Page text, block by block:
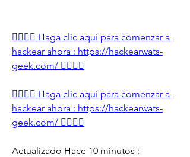
👉🏻👉🏻 Haga clic aquí para comenzar a
hackear ahora : https://hackearwats-
geek.com/ 👈🏻👈🏻
👉🏻👉🏻 Haga clic aquí para comenzar a
hackear ahora : https://hackearwats-
geek.com/ 👈🏻👈🏻
Actualizado Hace 10 minutos :